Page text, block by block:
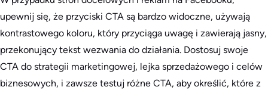
upewnij się, że przyciski CTA są bardzo widoczne, używają
kontrastowego koloru, który przyciąga uwagę i zawierają jasny,
przekonujący tekst wezwania do działania. Dostosuj swoje
CTA do strategii marketingowej, lejka sprzedażowego i celów
biznesowych, i zawsze testuj różne CTA, aby określić, które z